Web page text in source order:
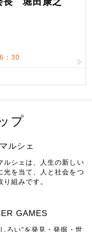
岳 山小屋を営
：30
プ
ルシェ
ルシェは、人生の新しい
光を当て、人と社会をつ
り組みです。
GAMES
ろい”を発見・発掘・世